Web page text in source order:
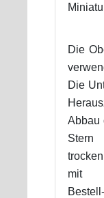
Die
Die
Abbau
Stern
mit